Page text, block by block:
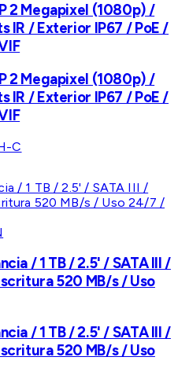
2 Megapixel (1080p) /
IR / Exterior IP67 / PoE /
2 Megapixel (1080p) /
IR / Exterior IP67 / PoE /
C
/ 1 TB / 2.5' / SATA III /
520 MB/s / Uso
/ 1 TB / 2.5' / SATA III /
520 MB/s / Uso